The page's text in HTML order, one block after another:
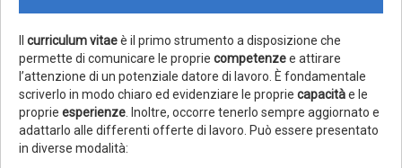
curriculum vitaeè il primo strumento a disposizione che
permette di comunicare le proprie competenzee attirare
l’attenzione di un potenziale datore di lavoro. È fondamentale
scriverlo in modo chiaro ed evidenziare le proprie capacitàe le
proprie esperienze . Inoltre, occorre tenerlo sempre aggiornato e
adattarlo alle differenti offerte di lavoro. Può essere presentato
in diverse modalità: